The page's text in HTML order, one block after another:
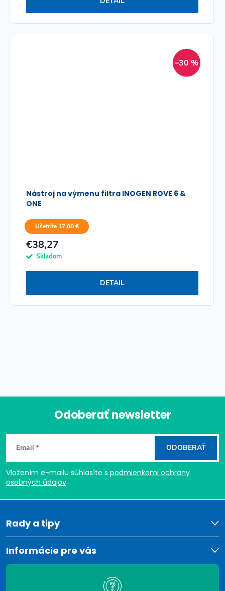
–30 %
Nástroj na výmenu filtra INOGEN ROVE 6 &
ONE
Ušetríte 17,08 €
€38,27
Skladom
DETAIL
á
a
c
i
e
r
v
k
Z
á
p
ä
t
e
Odoberať newsletter
Email
Vložením e-mailu súhlasíte s podmienkami ochrany
osobných údajov
ODOBERAŤ
Rady a tipy
Informácie pre vás